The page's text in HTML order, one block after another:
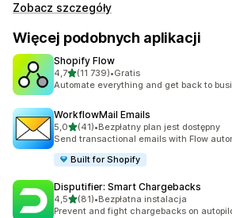
Zobacz szczegóły
Więcej podobnych aplikacji
Shopify Flow
4,7na 5 gwiazdek
(11 739)
Łączna liczba recenzji: 11739
•Gratis
Automate everything and get back to
WorkflowMail Emails
5,0na 5 gwiazdek
(41)
Łączna liczba recenzji: 41
•Bezpłatny plan jest dostępny
Send transactional emails with Flow
Built for Shopify
Disputifier: Smart Chargebacks
4,5na 5 gwiazdek
(81)
Łączna liczba recenzji: 81
•Bezpłatna instalacja
Prevent and fight chargebacks on